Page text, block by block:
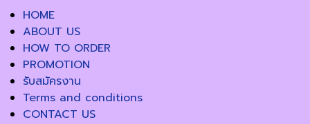
HOME
ABOUT US
HOW TO ORDER
PROMOTION
รับสมัครงาน
Terms and conditions
CONTACT US